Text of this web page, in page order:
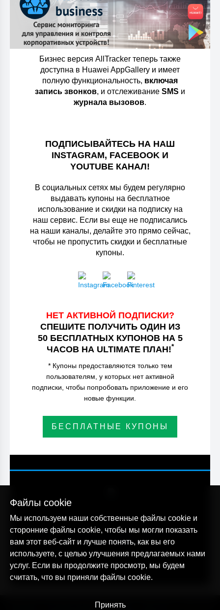
Бизнес версия AllTracker теперь также
доступна в Huawei AppGallery и имеет
полную функциональность, включая
запись звонков, и отслеживание SMS и
журнала вызовов.
ПОДПИСЫВАЙТЕСЬ НА НАШ
INSTAGRAM, FACEBOOK И
YOUTUBE КАНАЛ!
В социальных сетях мы будем регулярно
выдавать купоны на бесплатное
использование и скидки на подписку на
наш сервис. Если вы еще не подписались
на наши каналы, делайте это прямо сейчас,
чтобы не пропустить скидки и бесплатные
купоны.
НЕТ АКТИВНОЙ ПОДПИСКИ?
СПЕШИТЕ ПОЛУЧИТЬ ОДИН ИЗ
50 БЕСПЛАТНЫХ КУПОНОВ НА 5
ЧАСОВ НА ULTIMATE ПЛАН!*
* Купоны предоставляются только тем
пользователям, у которых нет активной
подписки, чтобы попробовать приложение и его
новые функции.
БЕСПЛАТНЫЕ КУПОНЫ
alltracker.org alltracker.de alltracker.su
alltracker-family.com
alltracker-business.com
© AllTracker 2014-2026, Все права сохранены
Файлы cookie
Мы используем наши собственные файлы cookie и
сторонние файлы cookie, чтобы мы могли показать
вам этот веб-сайт и лучше понять, как вы его
используете, с целью улучшения предлагаемых нами
услуг. Если вы продолжите просмотр, мы будем
считать, что вы приняли файлы cookie.
Принять